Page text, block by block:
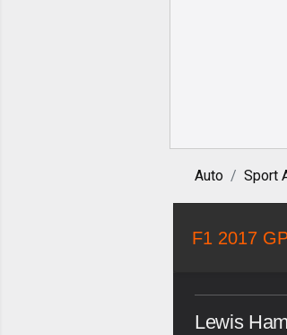
Auto Sport
F1 2017
Lewis